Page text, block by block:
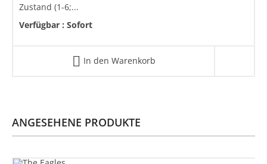
Zustand (1-6;...
Verfügbar : Sofort
In den Warenkorb
ANGESEHENE PRODUKTE